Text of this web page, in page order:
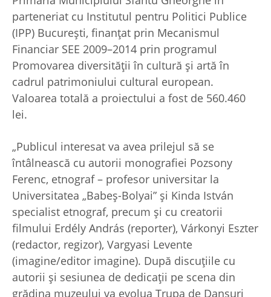
parteneriat cu Institutul pentru Politici Publice
(IPP) Bucureşti, finanţat prin Mecanismul
Financiar SEE 2009–2014 prin programul
Promovarea diversităţii în cultură şi artă în
cadrul patrimoniului cultural european.
Valoarea totală a proiectului a fost de 560.460
lei.
„Publicul interesat va avea prilejul să se
întâlnească cu autorii monografiei Pozsony
Ferenc, etnograf – profesor universitar la
Universitatea „Babeş-Bolyai” şi Kinda István
specialist etnograf, precum și cu creatorii
filmului Erdély András (reporter), Várkonyi Eszter
(redactor, regizor), Vargyasi Levente
(imagine/editor imagine). După discuțiile cu
autorii și sesiunea de dedicații pe scena din
grădina muzeului va evolua Trupa de Dansuri